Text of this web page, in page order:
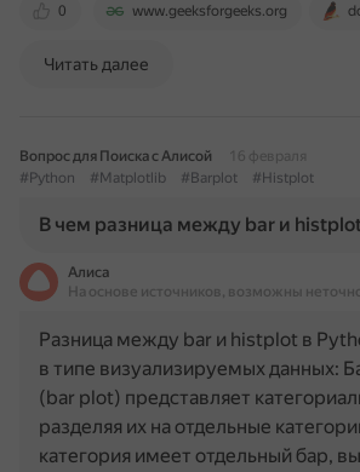
0 www.geeksforgeeks.org
Читать далее
Вопрос для Поиска с Алисой
16 февраля
#Python
#Matplotlib #Barplot #Histplot
В чем разница между bar и
Алиса
На основе источников, возможны
Разница между bar и histplot в
в типе визуализируемых данных:
(bar plot) представляет
разделяя их на отдельные
категория имеет отдельный бар,